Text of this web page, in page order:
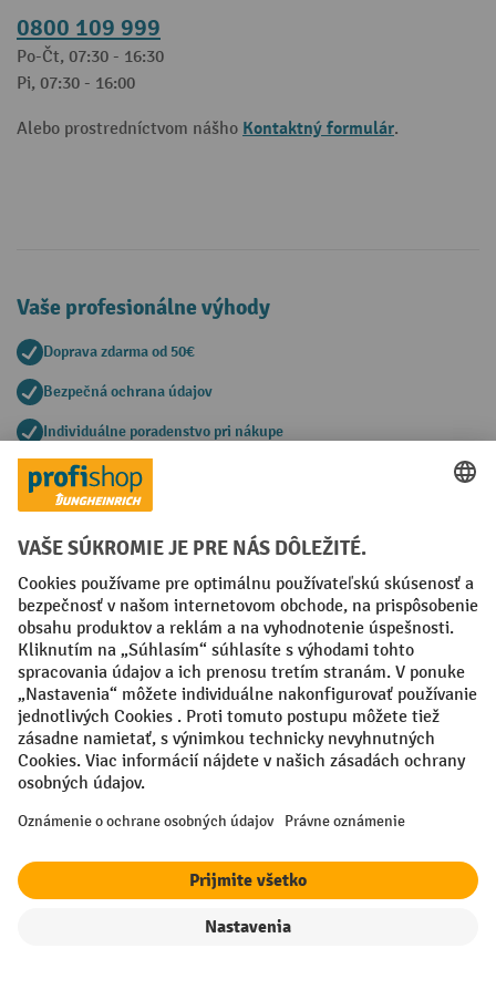
0800 109 999
Po-Čt, 07:30 - 16:30
Pi, 07:30 - 16:00
Alebo prostredníctvom nášho Kontaktný formulár.
Vaše profesionálne výhody
Doprava zdarma od 50€
Bezpečná ochrana údajov
Individuálne poradenstvo pri nákupe
Spôsoby platby
Faktúra Predplatba
Sociálne siete
Facebook
YouTube
LinkedIn
Nastavenia ochrany osobných údajov
All prices excl. VAT plus shipping costsand possible delivery charges,
if not stated otherwise.